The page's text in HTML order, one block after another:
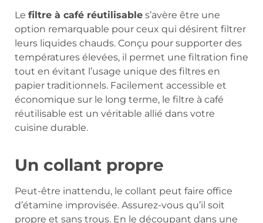
Le filtre à café réutilisable s’avère être une
option remarquable pour ceux qui désirent filtrer
leurs liquides chauds. Conçu pour supporter des
températures élevées, il permet une filtration fine
tout en évitant l’usage unique des filtres en
papier traditionnels. Facilement accessible et
économique sur le long terme, le filtre à café
réutilisable est un véritable allié dans votre
cuisine durable.
Un collant propre
Peut-être inattendu, le collant peut faire office
d’étamine improvisée. Assurez-vous qu’il soit
propre et sans trous. En le découpant dans une